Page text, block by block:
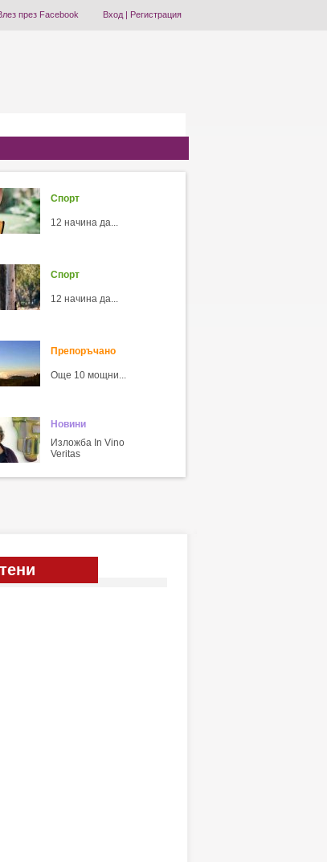
през Facebook Вход| Регистрация
Спорт
12 начина да...
Спорт
12 начина да...
Препоръчано
Още 10 мощни...
Новини
Изложба In Vino
Veritas